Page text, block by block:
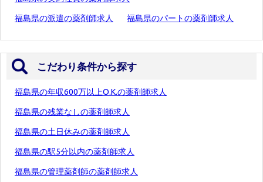
福島県の派遣の薬剤師求人 福島県のパートの薬剤師求人
こだわり条件から探す
福島県の年収600万以上O.K.の薬剤師求人
福島県の残業なしの薬剤師求人
福島県の土日休みの薬剤師求人
福島県の駅5分以内の薬剤師求人
福島県の管理薬剤師の薬剤師求人